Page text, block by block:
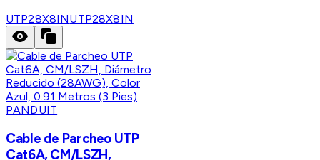
UTP28X8INUTP28X8IN
PANDUIT
Cable de Parcheo UTP
Cat6A, CM/LSZH,